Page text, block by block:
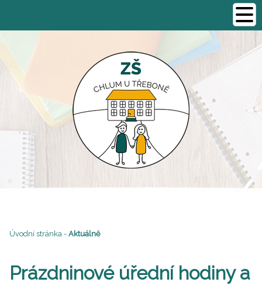
Úvodní stránka - Aktuálně
Prázdninové úřední hodiny a